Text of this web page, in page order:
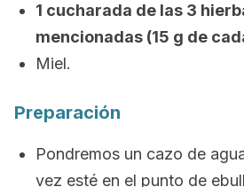
1 cucharada de las 3
mencionadas (15 g de
Miel.
Preparación
Pondremos un cazo de
vez esté en el punto de